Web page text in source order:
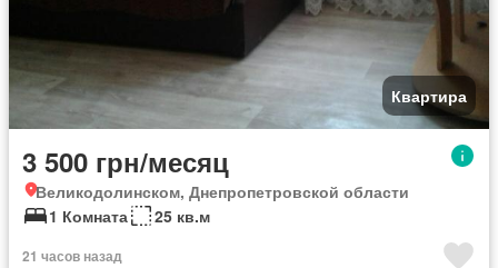
Квартира
3 500 грн/месяц
Великодолинском, Днепропетровской области
1 Комната
25 кв.м
21 часов назад